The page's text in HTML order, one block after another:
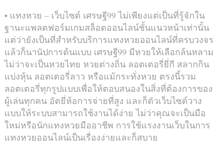
• แทงหวย – เว็บไซต์ เศรษฐี99 ไม่เพียงแต่เป็นที่รู้จักใน
ฐานะแพลตฟอร์มเกมสล็อตออนไลน์ชั้นแนวหน้าเท่านั้น
แต่ว่ายังเป็นที่สำหรับบริการแทงหวยออนไลน์ที่ครบวงจร
แล้วก็นานัปการต้นแบบ เศรษฐี99 มีหวยให้เลือกล้นหลาม
ไม่ว่าจะเป็นหวยไทย หวยต่างถิ่น ลอตเตอรี่ยี่กี สลากกิน
แบ่งหุ้น ลอตเตอรี่ลาว หรือแม้กระทั่งหวย ตรงนี้รวม
ลอตเตอรี่ทุกรูปแบบเพื่อให้ตอบสนองในสิ่งที่ต้องการของ
ผู้เล่นทุกคน อัตยี่ห้อการจ่ายที่สูง และก็ตัวเว็บไซต์วาง
แบบให้ระบบสามารถใช้งานได้ง่าย ไม่ว่าคุณจะเป็นมือ
ใหม่หรือนักแทงหวยมืออาชีพ การใช้แรงงานเว็บในการ
แทงหวยออนไลน์เป็นเรื่องง่ายและก็สบาย